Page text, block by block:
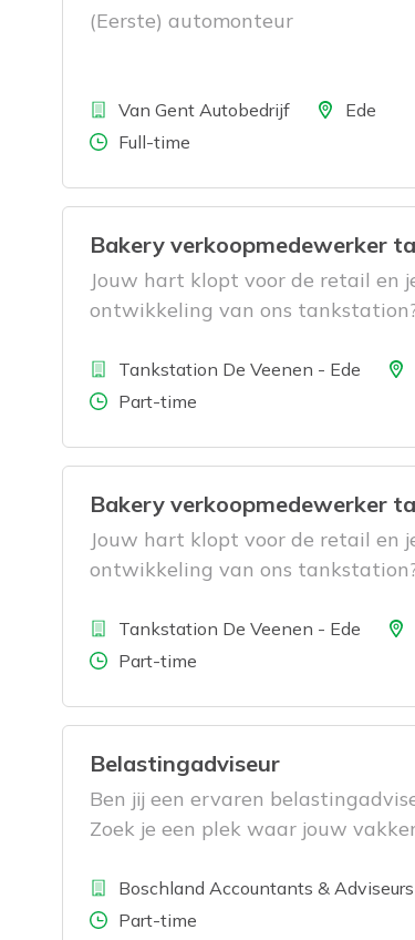
(Eerste) automonteur
BedrijfVan Gent AutobedrijfLocatieEde
Aantal uren
Full-time
Bakery verkoopmedewerker
Jouw hart klopt voor de retail en
ontwikkeling van ons
BedrijfTankstation De Veenen - Ede
Aantal uren
Part-time
Bakery verkoopmedewerker
Jouw hart klopt voor de retail en
ontwikkeling van ons
BedrijfTankstation De Veenen - Ede
Aantal uren
Part-time
Belastingadviseur
Ben jij een ervaren
Zoek je een plek waar jouw
BedrijfBoschland Accountants &
Aantal uren
Part-time